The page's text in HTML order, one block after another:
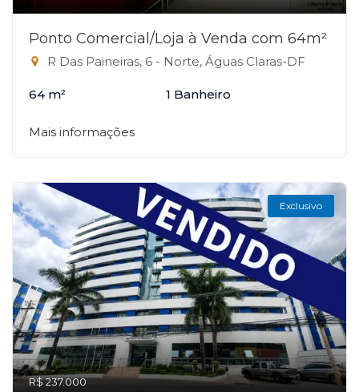
Ponto Comercial/Loja à Venda com 64m²
R Das Paineiras, 6 - Norte, Águas Claras-DF
64 m² 1 Banheiro
Mais informações
Exclusivo
R$ 237.000